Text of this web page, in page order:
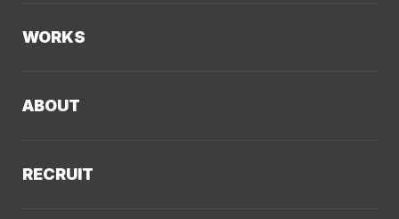
Web制作
デザイン・ブランディング
システム開発・DX支援
LLMO／AIO／GEO診断
WORKS
ABOUT
RECRUIT